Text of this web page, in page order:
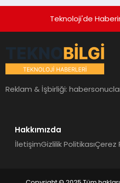
Teknoloji'de
Reklam & İşbirliği:
Hakkımızda
İletişimGizlilik PolitikasıÇerez